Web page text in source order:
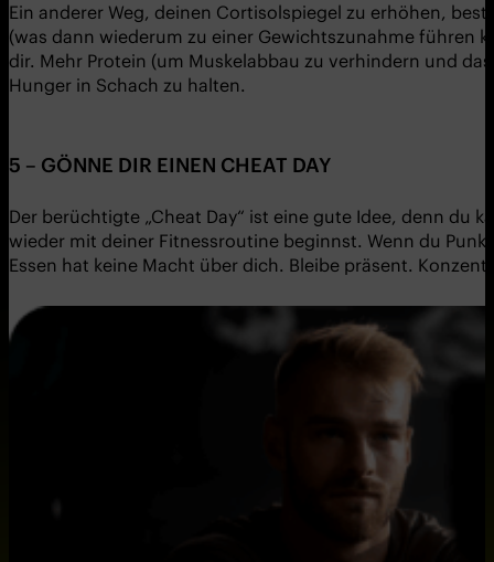
Ein anderer Weg, deinen Cortisolspiegel zu erhöhen,
(was dann wiederum zu einer Gewichtszunahme führen
dir. Mehr Protein (um Muskelabbau zu verhindern und
Hunger in Schach zu halten.
5 – GÖNNE DIR EINEN CHEAT DAY
Der berüchtigte „Cheat Day“ ist eine gute Idee, denn du
wieder mit deiner Fitnessroutine beginnst. Wenn du
Essen hat keine Macht über dich. Bleibe präsent.